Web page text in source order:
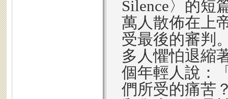
Silence〉的短
萬人散佈在上
受最後的審判
多人懼怕退縮
個年輕人說：
們所受的痛苦